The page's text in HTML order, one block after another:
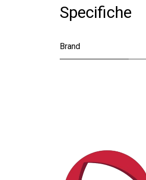
Specifiche
Brand